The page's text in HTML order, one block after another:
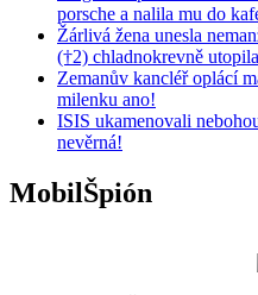
porsche a nalila mu do
Žárlivá žena unesla
(†2) chladnokrevně utopila
Zemanův kancléř oplácí
milenku ano!
ISIS ukamenovali
nevěrná!
MobilŠpión